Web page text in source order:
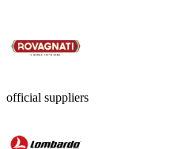
official suppliers